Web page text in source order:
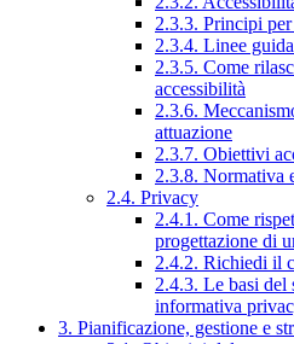
2.3.3. Principi per
2.3.4. Linee
2.3.5. Come
accessibilità
2.3.6.
attuazione
2.3.7. Obiettivi
2.3.8. Normativa
2.4. Privacy
2.4.1. Come
progettazione di
2.4.2. Richiedi il
2.4.3. Le basi del
informativa
3. Pianificazione, gestione e